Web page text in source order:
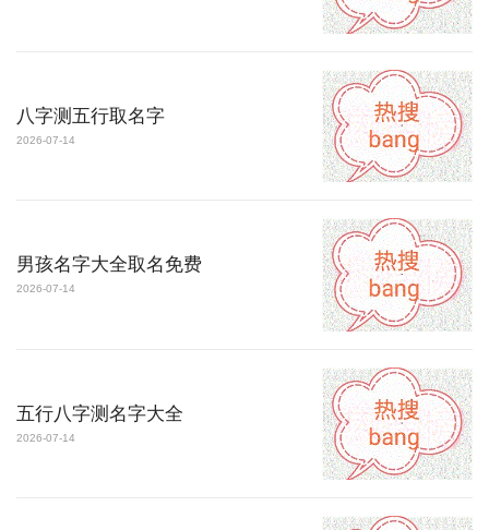
八字测五行取名字
2026-07-14
男孩名字大全取名免费
2026-07-14
五行八字测名字大全
2026-07-14